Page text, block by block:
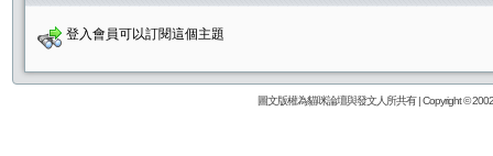
登入會員可以訂閱這個主題
圖文版權為貓咪論壇與發文人所共有 | Copyright ©